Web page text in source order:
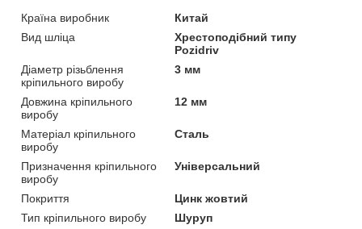
Країна виробник
Китай
Вид шліца
Хрестоподібний типу
Pozidriv
Діаметр різьблення
кріпильного виробу
3 мм
Довжина кріпильного
виробу
12 мм
Матеріал кріпильного
виробу
Сталь
Призначення кріпильного
виробу
Універсальний
Покриття
Цинк жовтий
Тип кріпильного виробу
Шуруп